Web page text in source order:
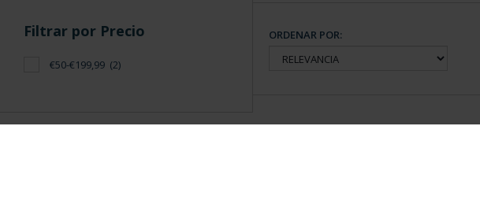
Filtrar por Precio
€50-€199,99 (2)
ORDENAR POR: